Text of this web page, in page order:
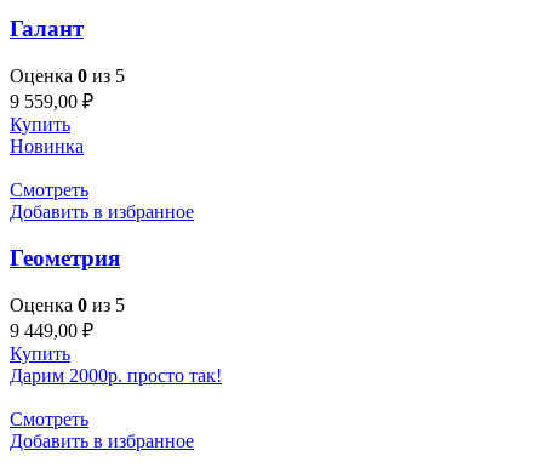
Галант
Оценка 0 из 5
9 559,00 ₽
Купить
Новинка
Смотреть
Добавить в избранное
Геометрия
Оценка 0 из 5
9 449,00 ₽
Купить
Дарим 2000р. просто так!
Смотреть
Добавить в избранное